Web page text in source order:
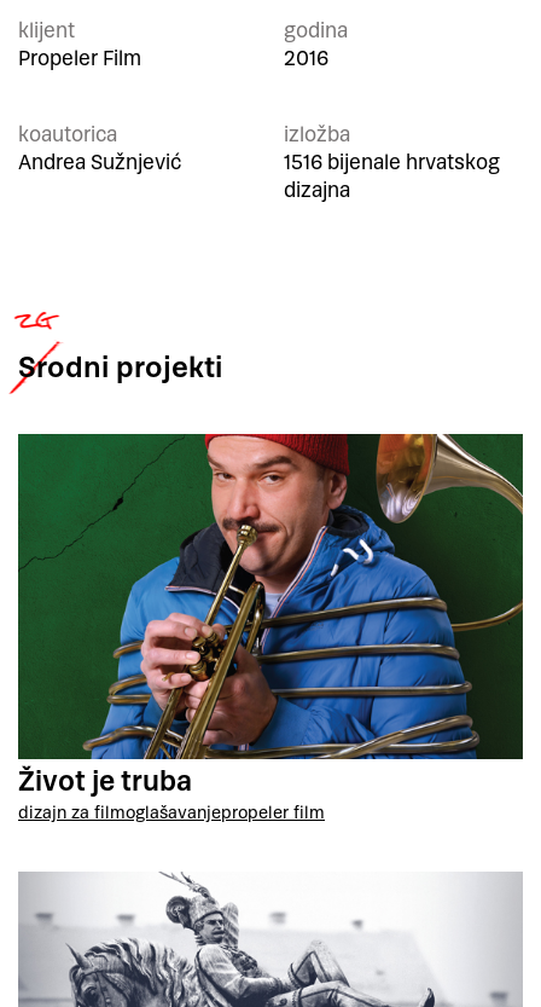
klijent
Propeler Film
godina
2016
koautorica
Andrea Sužnjević
izložba
1516 bijenale hrvatskog
dizajna
Srodni projekti
Život je truba
dizajn za filmoglašavanjepropeler film